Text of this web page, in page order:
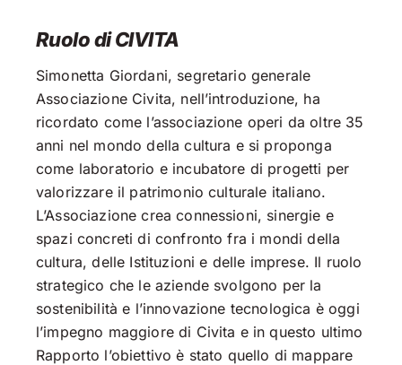
Ruolo di CIVITA
Simonetta Giordani, segretario generale
Associazione Civita, nell’introduzione, ha
ricordato come l’associazione operi da oltre 35
anni nel mondo della cultura e si proponga
come laboratorio e incubatore di progetti per
valorizzare il patrimonio culturale italiano.
L’Associazione crea connessioni, sinergie e
spazi concreti di confronto fra i mondi della
cultura, delle Istituzioni e delle imprese. Il ruolo
strategico che le aziende svolgono per la
sostenibilità e l’innovazione tecnologica è oggi
l’impegno maggiore di Civita e in questo ultimo
Rapporto l’obiettivo è stato quello di mappare